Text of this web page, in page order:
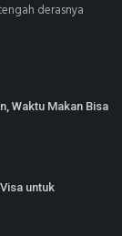
derasnya
Waktu Makan Bisa
untuk